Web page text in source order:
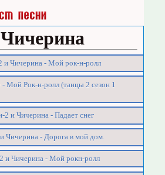
и Чичерина - Мой рок-н-ролл
Мой Рок-н-ролл (танцы 2 сезон 1
2 и Чичерина - Падает снег
Чичерина - Дорога в мой дом.
и Чичерина - Мой рокн-ролл